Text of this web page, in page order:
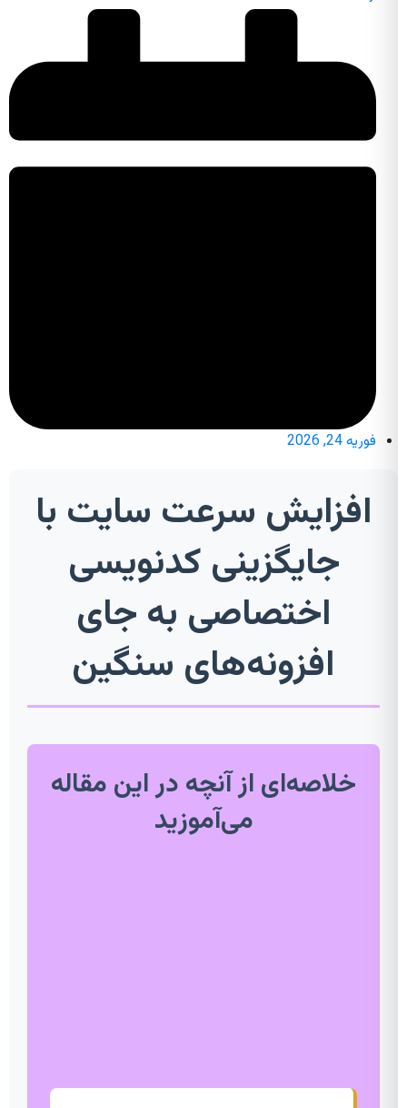
فوریه 24, 2026
افزایش سرعت سایت با
جایگزینی کدنویسی
اختصاصی به جای
افزونه‌های سنگین
خلاصه‌ای از آنچه در این مقاله
می‌آموزید